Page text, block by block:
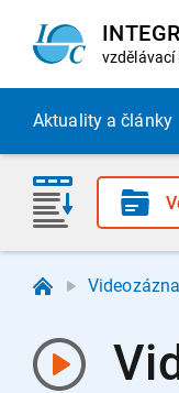
vzdělávací
Aktualitya články